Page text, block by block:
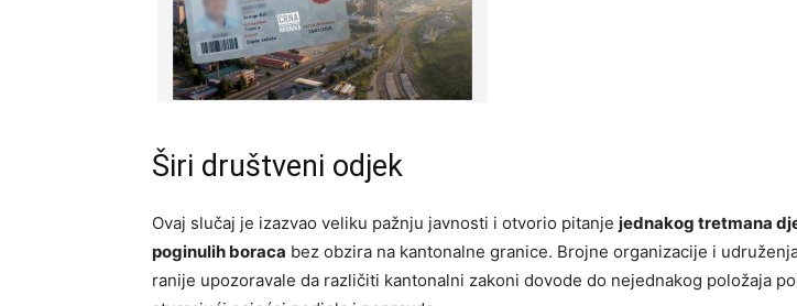
Širi društveni odjek
Ovaj slučaj je izazvao veliku pažnju javnosti i otvorio pitanje jednakog tretmana
poginulih boraca bez obzira na kantonalne granice. Brojne organizacije i
ranije upozoravale da različiti kantonalni zakoni dovode do nejednakog položaja